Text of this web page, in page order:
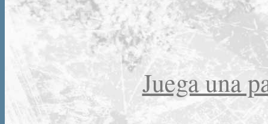
Juega una